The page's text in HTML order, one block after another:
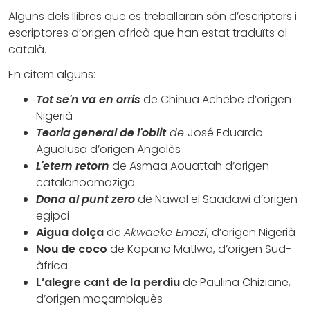
Alguns dels llibres que es treballaran són d’escriptors i
escriptores d’origen africà que han estat traduïts al
català.
En citem alguns:
Tot se'n va en orris de Chinua Achebe d’origen
Nigerià
Teoria general de l'oblitde José Eduardo
Agualusa d’origen Angolès
L'etern retorn de Asmaa Aouattah d’origen
catalanoamaziga
Dona al punt zerode Nawal el Saadawi d’origen
egipci
Aigua dolçade Akwaeke Emezi, d’origen Nigerià
Nou de coco de Kopano Matlwa, d’origen Sud-
àfrica
L’alegre cant de la perdiude Paulina Chiziane,
d’origen moçambiquès